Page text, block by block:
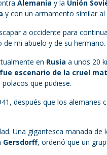
Alemania y la Unión
y con un armamento similar
a occidente para
mi abuelo y de su hermano.
en Rusia a unos 20
fue escenario de la cruel
que pudiese.
después que los
Una gigantesca manada
Gersdorff, ordenó que un